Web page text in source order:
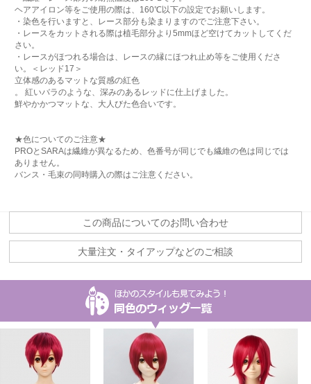
ヘアアイロン等をご使用の際は、160℃以下の設定でお願いします。
・染色を行いますと、レース部分も染まりますのでご注意下さい。
・レースをカットされる際は植毛部分より5mmほど空けてカットしてくだ
さい。
・レースがほつれる場合は、レースの縁にほつれ止め等をご使用くださ
い。＜レッド17＞
立体感のあるマットな質感の紅色
。 紅いバラのような、深みのあるレッドに仕上げました。
鮮やかかつマットな、大人びた色合いです。
★色についてのご注意★
PROとSARAは繊維が異なるため、色番号が同じでも繊維の色は同じでは
ありません。
バンス・毛束の同時購入の際はご注意ください。
この商品についてのお問い合わせ
大量注文・タイアップなどのご相談